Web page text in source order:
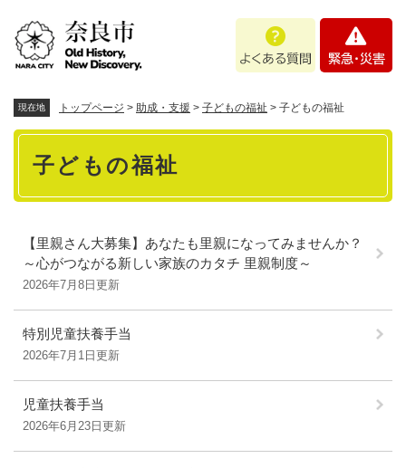
あ
問
・
現在地 トップページ > 助成・支援 > 子どもの福祉 > 子どもの福祉
本
子どもの福祉
【里親さん大募集】あなたも里親になってみませんか？
～心がつながる新しい家族のカタチ 里親制度～
2026年7月8日更新
特別児童扶養手当
2026年7月1日更新
児童扶養手当
2026年6月23日更新